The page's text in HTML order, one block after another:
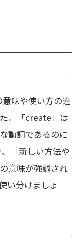
意味や使い方の違
。「create」は
動詞であるのに
「新しい方法や
意味が強調され
い分けましょ